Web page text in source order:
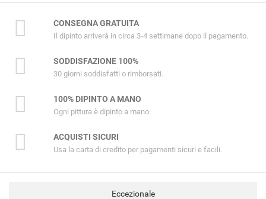
CONSEGNA GRATUITA
Il dipinto arriverà in circa 3-4 settimane dopo il pagamento.
SODDISFAZIONE 100%
30 giorni soddisfatti o rimborsati.
100% DIPINTO A MANO
Ogni pittura è dipinto a mano.
ACQUISTI SICURI
Usa la carta di credito per pagamenti sicuri e facili.
Eccezionale